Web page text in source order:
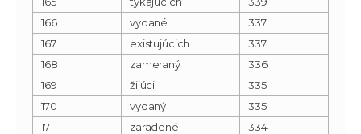
166
vydané
337
167
existujúcich
337
168
zameraný
336
169
žijúci
335
170
vydaný
335
171
zaradené
334